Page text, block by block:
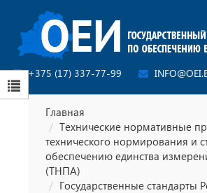
+375 (17) 337-77-99
Главная
Технические нормативные
технического нормирования и
обеспечению единства
(ТНПА)
Государственные стандарты